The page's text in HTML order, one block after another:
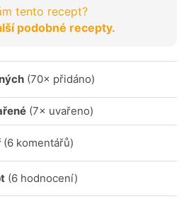
tento recept?
podobné recepty.
(70× přidáno)
(7× uvařeno)
(6 komentářů)
(6 hodnocení)